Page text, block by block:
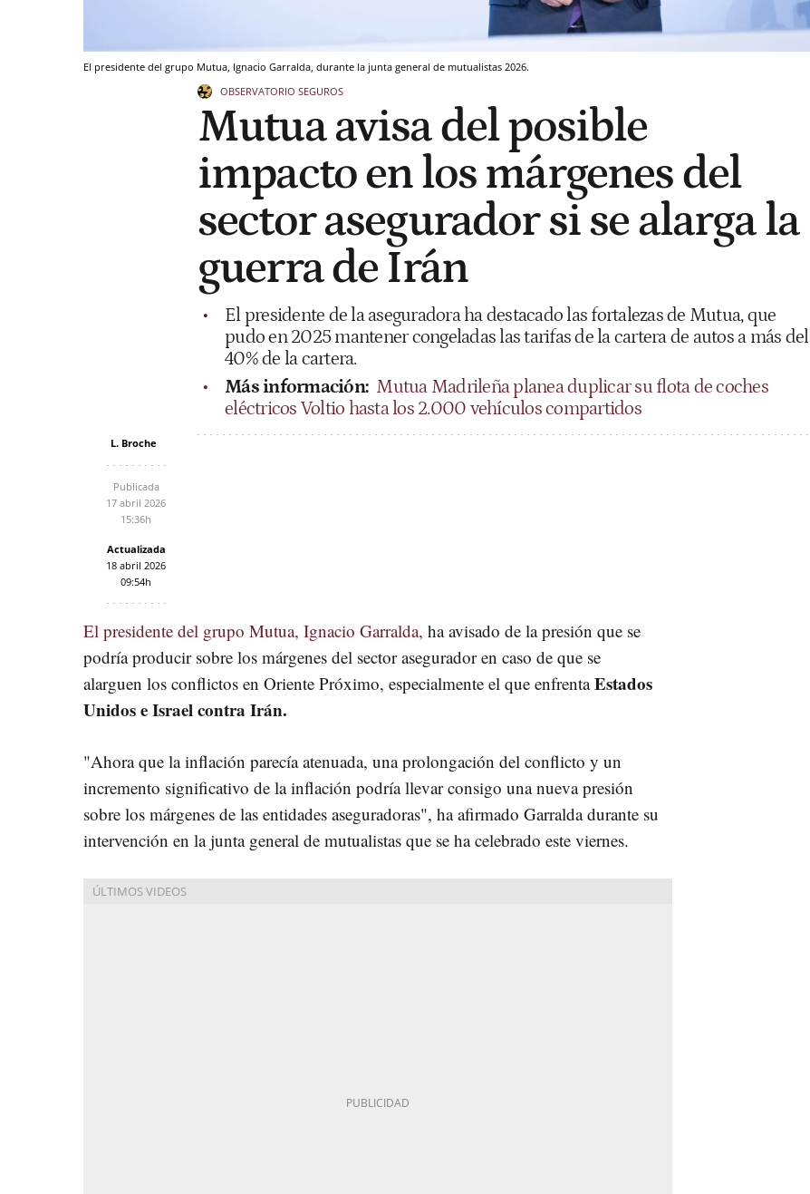
El presidente del grupo Mutua, Ignacio Garralda, durante la junta general de mutualistas 2026.
OBSERVATORIO SEGUROS
Mutua avisa del posible
impacto en los márgenes del
sector asegurador si se alarga la
guerra de Irán
El presidente de la aseguradora ha destacado las fortalezas de Mutua, que
pudo en 2025 mantener congeladas las tarifas de la cartera de autos a más del
40% de la cartera.
Más información: Mutua Madrileña planea duplicar su flota de coches
eléctricos Voltio hasta los 2.000 vehículos compartidos
L. Broche
Publicada
17 abril 2026
15:36h
Actualizada
18 abril 2026
09:54h
El presidente del grupo Mutua, Ignacio Garralda, ha avisado de la presión que se
podría producir sobre los márgenes del sector asegurador en caso de que se
alarguen los conflictos en Oriente Próximo, especialmente el que enfrentaEstados
Unidos e Israel contra Irán.
"Ahora que la inflación parecía atenuada, una prolongación del conflicto y un
incremento significativo de la inflación podría llevar consigo una nueva presión
sobre los márgenes de las entidades aseguradoras", ha afirmado Garralda durante su
intervención en la junta general de mutualistas que se ha celebrado este viernes.